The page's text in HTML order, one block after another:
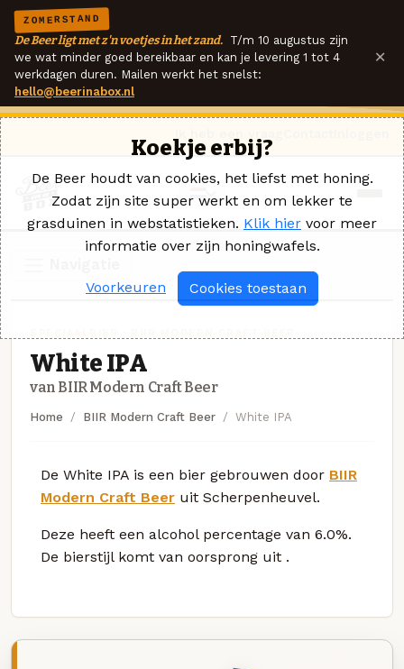
ZOMERSTAND
De Beer ligt met z'n voetjes in het zand. T/m 10 augustus zijn
we wat minder goed bereikbaar en kan je levering 1 tot 4
werkdagen duren. Mailen werkt het snelst:
hello@beerinabox.nl
×
White IPA
van BIIR Modern Craft Beer
Home BIIR Modern Craft Beer White IPA
De White IPA is een bier gebrouwen door BIIR
Modern Craft Beer uit Scherpenheuvel.
Deze heeft een alcohol percentage van 6.0%.
De bierstijl komt van oorsprong uit .
Koekje erbij?
De Beer houdt van cookies, het liefst met honing.
Zodat zijn site super werkt en om lekker te
grasduinen in webstatistieken. Klik hier voor meer
informatie over zijn honingwafels.
Voorkeuren Cookies toestaan